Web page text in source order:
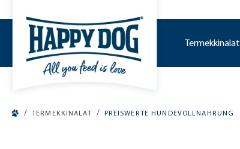
Termekkinalat
/ TERMEKKINALAT / PREISWERTE HUNDEVOLLNAHRUNG